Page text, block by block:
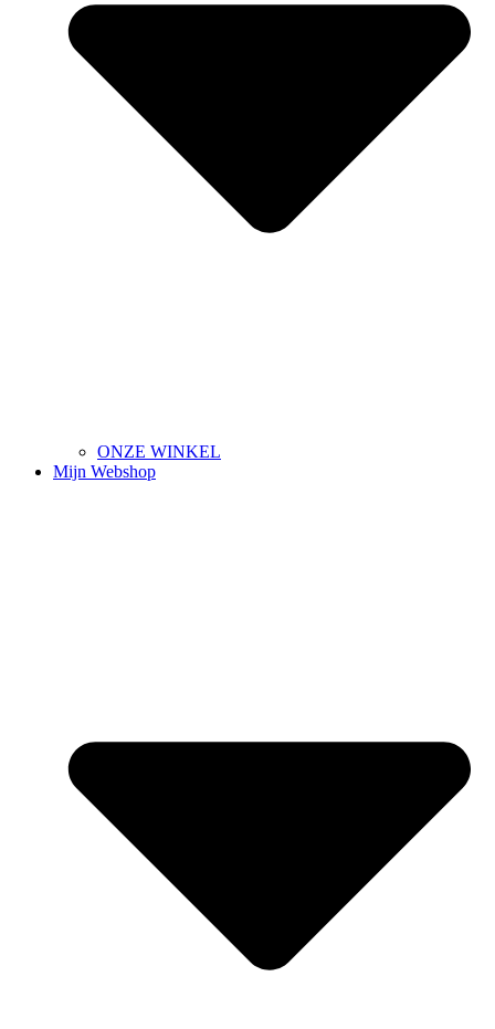
ONZE WINKEL
Mijn Webshop